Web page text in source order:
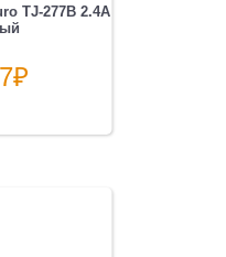
TJ-277B 2.4A
₽